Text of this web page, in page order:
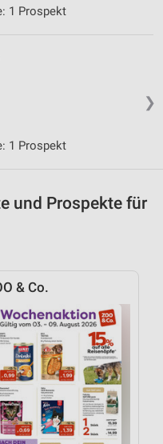
1 Prospekt
❯
1 Prospekt
und Prospekte für
& Co.